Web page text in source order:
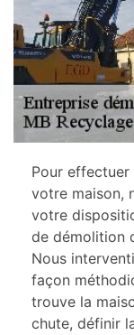
Pour
votre maison,
votre
de démolition
Nous
façon
trouve la
chute, définir